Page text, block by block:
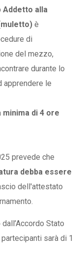
Addetto alla
è
di
del mezzo,
durante lo
apprendere le
di 4 ore
prevede che
debba essere
dell'attestato
Stato
sarà di 1